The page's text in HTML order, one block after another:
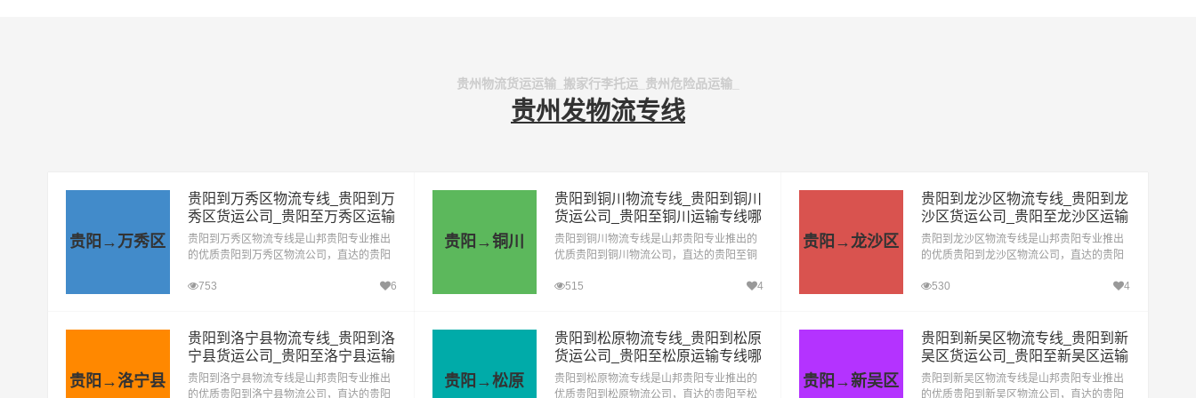
贵州物流货运运输_搬家行李托运_贵州危险品运输_
贵州发物流专线
贵阳→万秀区
贵阳到万秀区物流专线_贵阳到万
秀区货运公司_贵阳至万秀区运输
专线哪家好
贵阳到万秀区物流专线是山邦贵阳专业推出
的优质贵阳到万秀区物流公司，直达的贵阳
贵阳到万秀区货运公司已成为山邦贵阳的优
753 6
贵阳→铜川
贵阳到铜川物流专线_贵阳到铜川
货运公司_贵阳至铜川运输专线哪
家好
贵阳到铜川物流专线是山邦贵阳专业推出的
优质贵阳到铜川物流公司，直达的贵阳至铜
铜川货运公司已成为山邦贵阳的优质物流品
515 4
贵阳→龙沙区
贵阳到龙沙区物流专线_贵阳到龙
沙区货运公司_贵阳至龙沙区运输
专线哪家好
贵阳到龙沙区物流专线是山邦贵阳专业推出
的优质贵阳到龙沙区物流公司，直达的贵阳
贵阳到龙沙区货运公司已成为山邦贵阳的优
530 4
贵阳→洛宁县
贵阳到洛宁县物流专线_贵阳到洛
宁县货运公司_贵阳至洛宁县运输
专线哪家好
贵阳到洛宁县物流专线是山邦贵阳专业推出
的优质贵阳到洛宁县物流公司，直达的贵阳
贵阳→松原
贵阳到松原物流专线_贵阳到松原
货运公司_贵阳至松原运输专线哪
家好
贵阳到松原物流专线是山邦贵阳专业推出的
优质贵阳到松原物流公司，直达的贵阳至松
贵阳→新吴区
贵阳到新吴区物流专线_贵阳到新
吴区货运公司_贵阳至新吴区运输
专线哪家好
贵阳到新吴区物流专线是山邦贵阳专业推出
的优质贵阳到新吴区物流公司，直达的贵阳